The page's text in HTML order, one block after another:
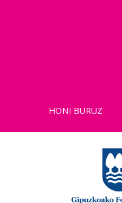
HONI BURUZ